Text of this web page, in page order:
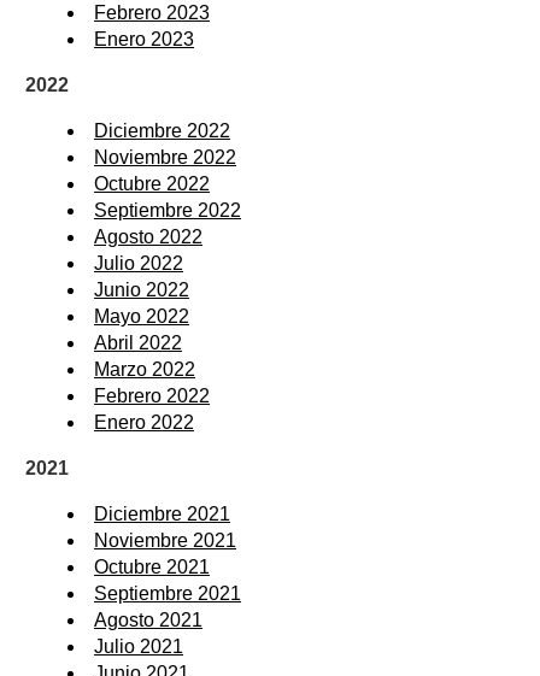
Febrero 2023
Enero 2023
2022
Diciembre 2022
Noviembre 2022
Octubre 2022
Septiembre 2022
Agosto 2022
Julio 2022
Junio 2022
Mayo 2022
Abril 2022
Marzo 2022
Febrero 2022
Enero 2022
2021
Diciembre 2021
Noviembre 2021
Octubre 2021
Septiembre 2021
Agosto 2021
Julio 2021